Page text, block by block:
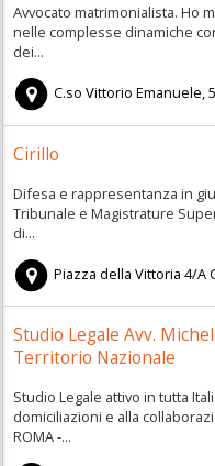
Avvocato matrimonialista. Ho
nelle complesse dinamiche
dei...
C.so Vittorio Emanuele,
Cirillo
Difesa e rappresentanza in
Tribunale e Magistrature
di...
Piazza della Vittoria 4/A
Studio Legale Avv.
Territorio Nazionale
Studio Legale attivo in tutta
domiciliazioni e alla
ROMA -...